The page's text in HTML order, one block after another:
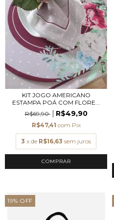
KIT JOGO AMERICANO
ESTAMPA POÁ COM FLORE...
R$69,90
R$49,90
R$47,41 com Pix
3 x de R$16,63 sem juros
19% OFF